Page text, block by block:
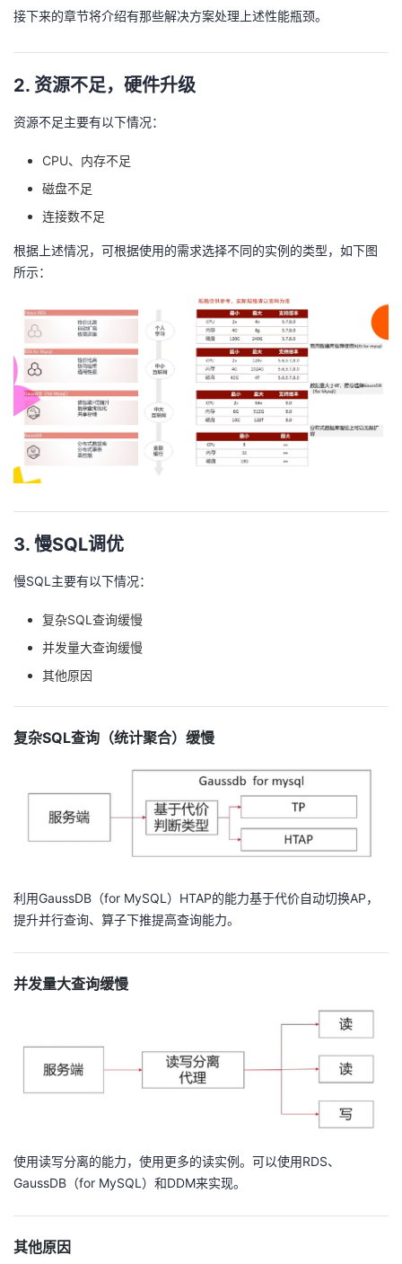
接下来的章节将介绍有那些解决方案处理上述性能瓶颈。
2. 资源不足，硬件升级
资源不足主要有以下情况：
CPU、内存不足
磁盘不足
连接数不足
根据上述情况，可根据使用的需求选择不同的实例的类型，如下图
所示：
3. 慢SQL调优
慢SQL主要有以下情况：
复杂SQL查询缓慢
并发量大查询缓慢
其他原因
复杂SQL查询（统计聚合）缓慢
利用GaussDB（for MySQL）HTAP的能力基于代价自动切换AP，
提升并行查询、算子下推提高查询能力。
并发量大查询缓慢
使用读写分离的能力，使用更多的读实例。可以使用RDS、
GaussDB（for MySQL）和DDM来实现。
其他原因